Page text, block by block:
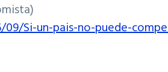
Si-un-pais-no-puede-